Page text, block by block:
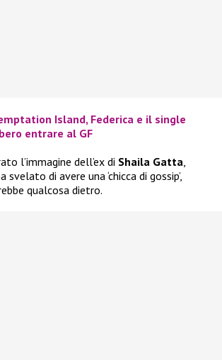
Island, Federica e il single
entrare al GF
l’immagine dell’ex di Shaila Gatta,
svelato di avere una ‘chicca di gossip’,
qualcosa dietro.